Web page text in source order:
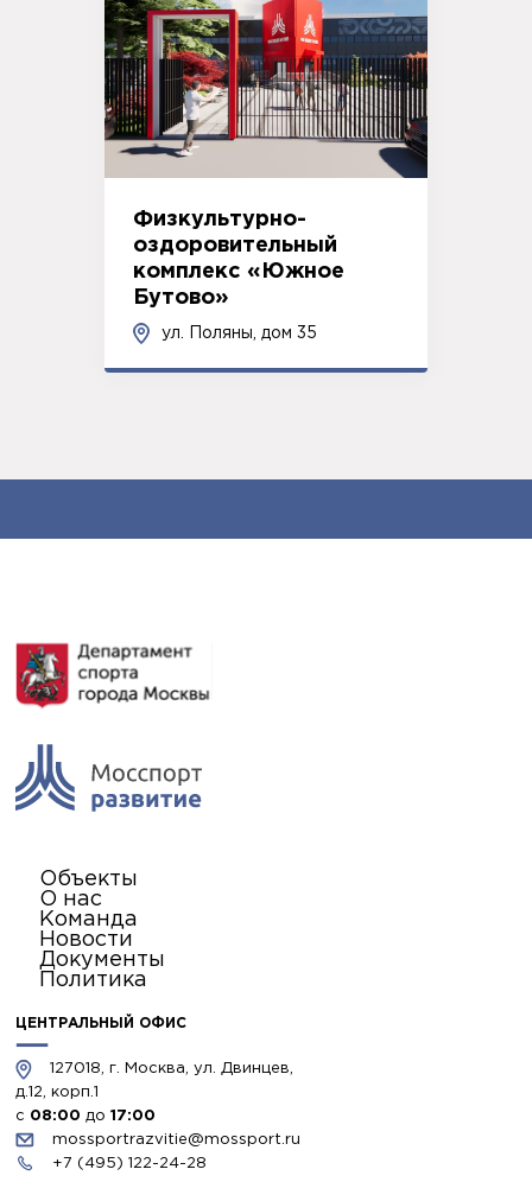
Физкультурно-
оздоровительный
комплекс «Южное
Бутово»
ул. Поляны, дом 35
Объекты
О нас
Команда
Новости
Документы
Политика
ЦЕНТРАЛЬНЫЙ ОФИС
127018, г. Москва, ул. Двинцев,
д.12, корп.1
с 08:00 до17:00
mossportrazvitie@mossport.ru
+7 (495) 122-24-28